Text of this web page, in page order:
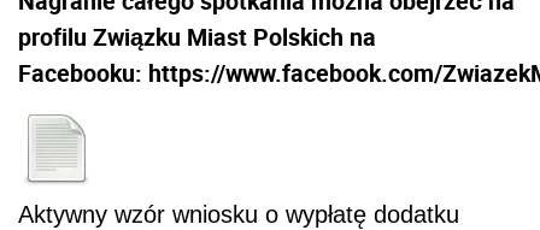
profilu Związku Miast Polskich na
Facebooku: https://www.facebook.com/
Aktywny wzór wniosku o wypłatę dodatku